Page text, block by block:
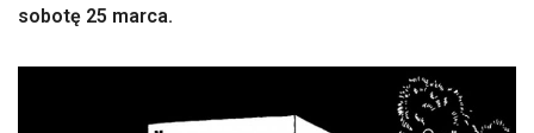
sobotę 25 marca.